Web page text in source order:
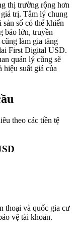
thị trường rộng hơn
trị. Tâm lý chung
số có thể khiến
báo lớn, truyền
làm gia tăng
First Digital USD.
quản lý cũng sẽ
hiệu suất giá của
theo các tiền tệ
thoại và quốc gia cư
vệ tài khoản.